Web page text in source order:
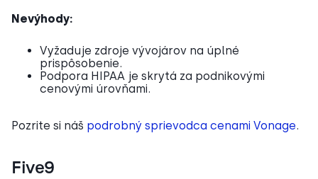
Nevýhody:
Vyžaduje zdroje vývojárov na úplné
prispôsobenie.
Podpora HIPAA je skrytá za podnikovými
cenovými úrovňami.
Pozrite si náš podrobný sprievodca cenami Vonage.
Five9